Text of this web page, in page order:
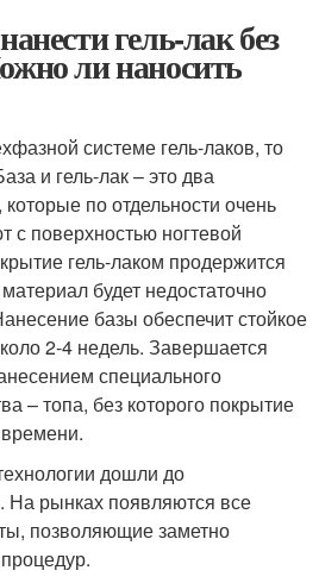
гель-лак без
ли наносить
системе гель-лаков, то
и гель-лак – это два
по отдельности очень
с поверхностью ногтевой
гель-лаком продержится
будет недостаточно
базы обеспечит стойкое
2-4 недель. Завершается
специального
– топа, без которого покрытие
дошли до
На рынках появляются все
позволяющие заметно